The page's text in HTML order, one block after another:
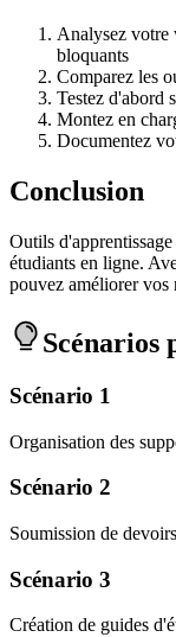
Analysez votre
bloquants
Comparez les
Testez d'abord
Montez en
Documentez
Conclusion
Outils
étudiants en ligne.
pouvez améliorer vos
Scénarios
Scénario 1
Organisation des
Scénario 2
Soumission de devoirs
Scénario 3
Création de guides